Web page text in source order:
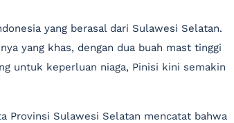
yang berasal dari Sulawesi Selatan.
yang khas, dengan dua buah mast tinggi
untuk keperluan niaga, Pinisi kini semakin
Provinsi Sulawesi Selatan mencatat bahwa